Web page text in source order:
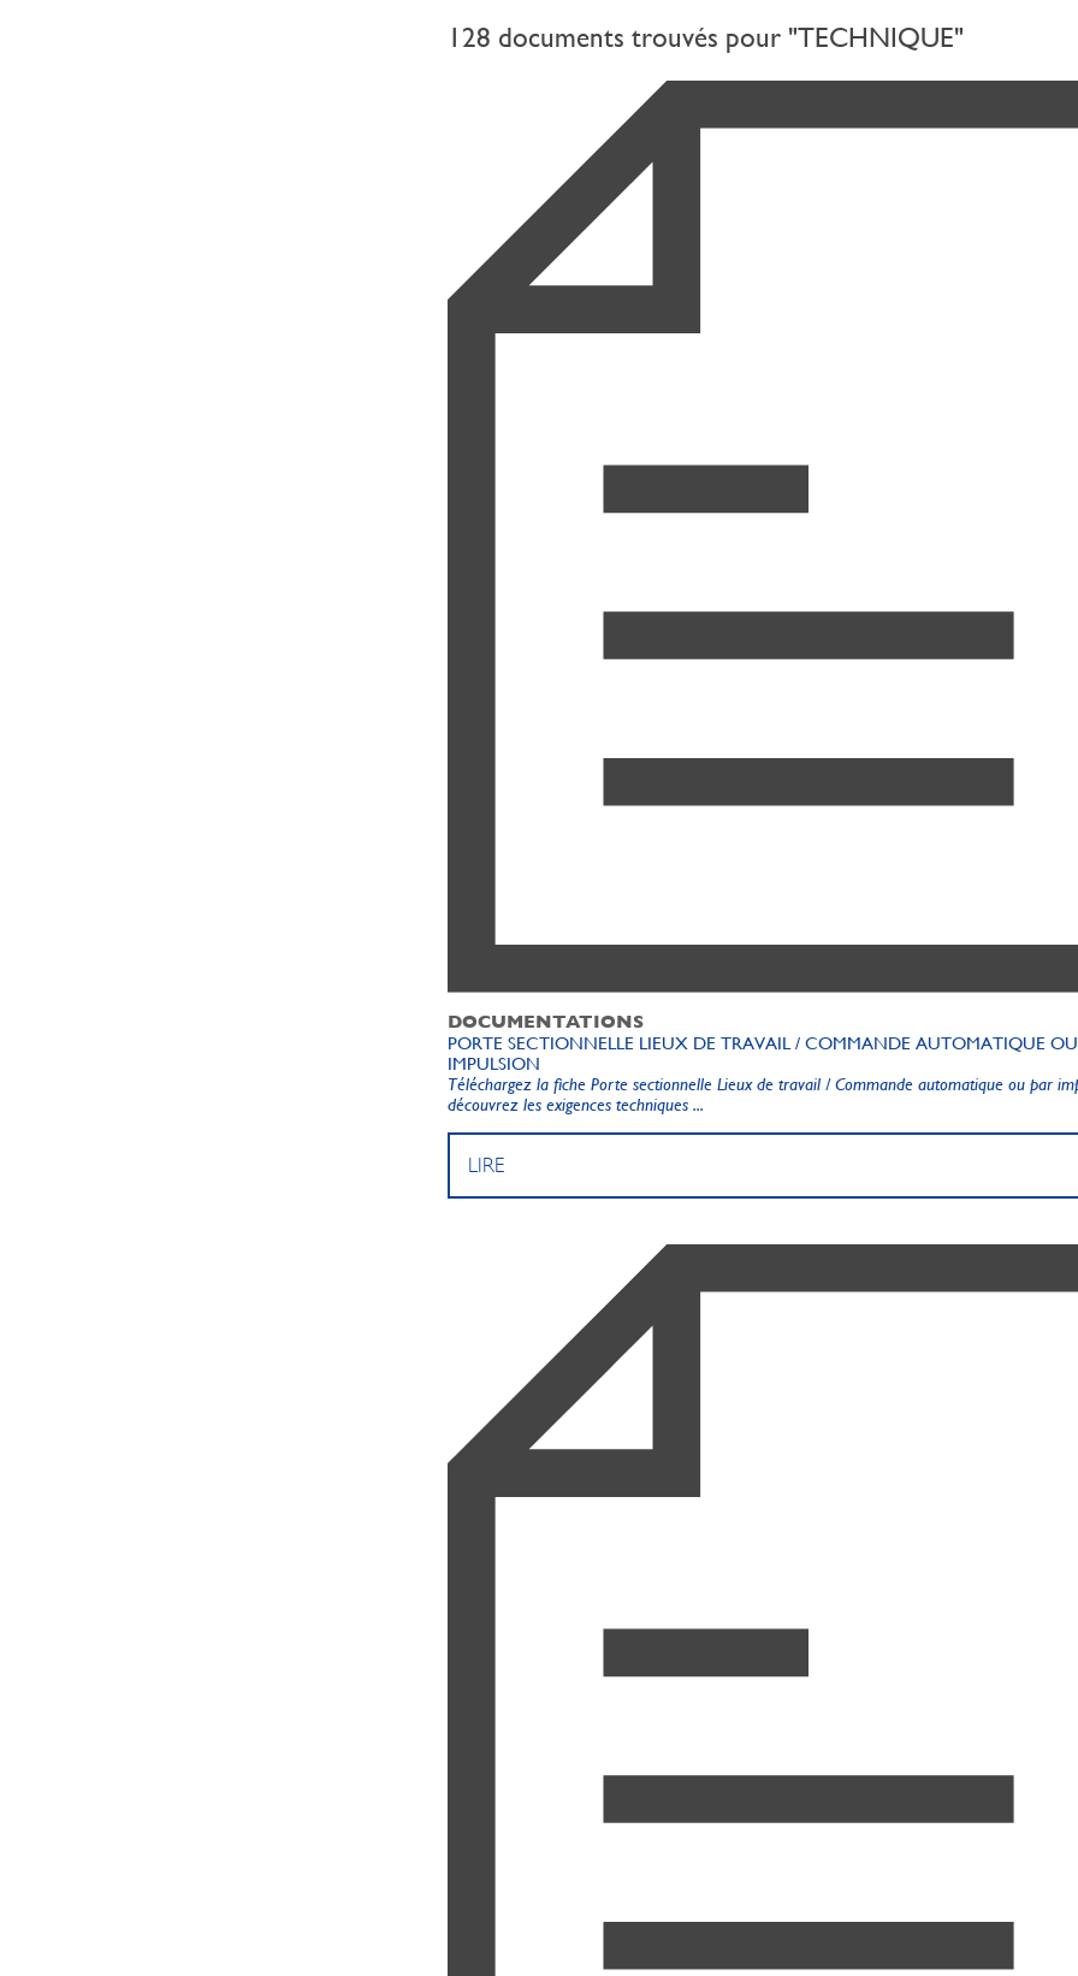
128 documents trouvés pour "TECHNIQUE"
DOCUMENTATIONS
PORTE SECTIONNELLE LIEUX DE TRAVAIL / COMMANDE AUTOMATIQUE
IMPULSION
Téléchargez la fiche Porte sectionnelle Lieux de travail / Commande automatique ou par
découvrez les exigences techniques ...
LIRE